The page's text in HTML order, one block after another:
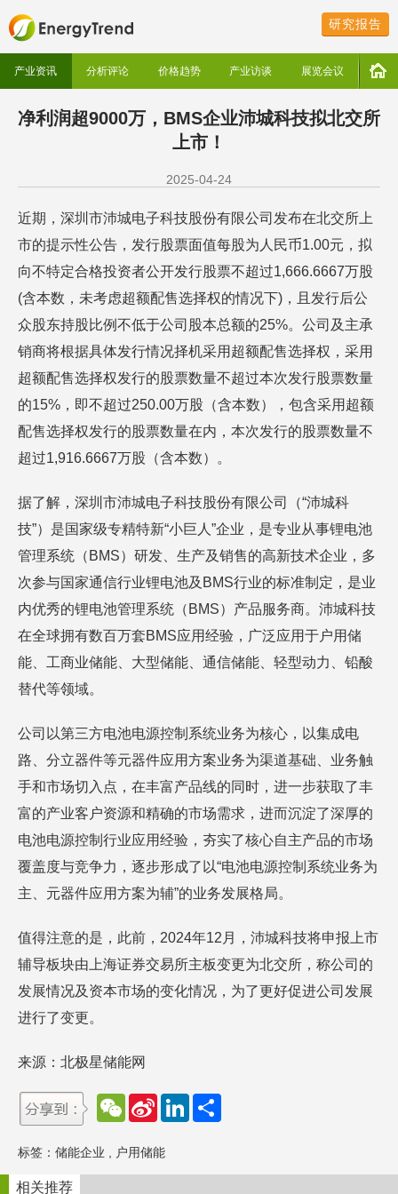
研究报告
产业资讯 分析评论 价格趋势 产业访谈 展览会议
净利润超9000万，BMS企业沛城科技拟北交所
上市！
2025-04-24
近期，深圳市沛城电子科技股份有限公司发布在北交所上
市的提示性公告，发行股票面值每股为人民币1.00元，拟
向不特定合格投资者公开发行股票不超过1,666.6667万股
(含本数，未考虑超额配售选择权的情况下)，且发行后公
众股东持股比例不低于公司股本总额的25%。公司及主承
销商将根据具体发行情况择机采用超额配售选择权，采用
超额配售选择权发行的股票数量不超过本次发行股票数量
的15%，即不超过250.00万股（含本数），包含采用超额
配售选择权发行的股票数量在内，本次发行的股票数量不
超过1,916.6667万股（含本数）。
据了解，深圳市沛城电子科技股份有限公司（“沛城科
技”）是国家级专精特新“小巨人”企业，是专业从事锂电池
管理系统（BMS）研发、生产及销售的高新技术企业，多
次参与国家通信行业锂电池及BMS行业的标准制定，是业
内优秀的锂电池管理系统（BMS）产品服务商。沛城科技
在全球拥有数百万套BMS应用经验，广泛应用于户用储
能、工商业储能、大型储能、通信储能、轻型动力、铅酸
替代等领域。
公司以第三方电池电源控制系统业务为核心，以集成电
路、分立器件等元器件应用方案业务为渠道基础、业务触
手和市场切入点，在丰富产品线的同时，进一步获取了丰
富的产业客户资源和精确的市场需求，进而沉淀了深厚的
电池电源控制行业应用经验，夯实了核心自主产品的市场
覆盖度与竞争力，逐步形成了以“电池电源控制系统业务为
主、元器件应用方案为辅”的业务发展格局。
值得注意的是，此前，2024年12月，沛城科技将申报上市
辅导板块由上海证券交易所主板变更为北交所，称公司的
发展情况及资本市场的变化情况，为了更好促进公司发展
进行了变更。
来源：北极星储能网
W
e
a
t
S
a
W
e
L
d
标签： 储能企业 户用储能
相关推荐